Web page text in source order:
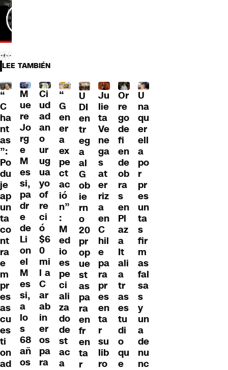
LEE TAMBIÉN
“
C
ha
nt
as
”:
Po
du
je
ap
un
ta
co
nt
ra
e
m
pr
es
as
cu
es
ti
on
ad
M
ue
re
Jo
rg
e
M
es
si,
pa
dr
e
de
Li
on
el
M
es
si,
a
lo
s
68
añ
os
Ci
ud
ad
an
o
ur
ug
ua
yo
of
re
ci
ó
$6
0
mi
l a
C
ar
ab
in
er
os
pa
ra
“
G
en
er
a
ex
pe
ct
ac
ió
n”
:
M
ed
io
es
pe
ci
ali
za
do
de
st
ac
a
U
DI
en
tr
eg
a
al
G
ob
ie
rn
o
20
pr
op
ue
st
as
pa
ra
en
fr
en
ta
r
Ju
lie
ta
Ve
ne
ga
s
at
er
riz
a
en
C
hil
e
pa
ra
pr
es
en
ta
r
su
lib
ro
Or
re
go
de
fi
en
de
ob
ra
s
en
Pl
az
a
It
ali
a
tr
as
es
tu
di
o
qu
e
U
na
qu
er
ell
a
po
r
pr
es
un
ta
s
fir
m
as
fal
sa
s
y
un
a
de
nu
nc